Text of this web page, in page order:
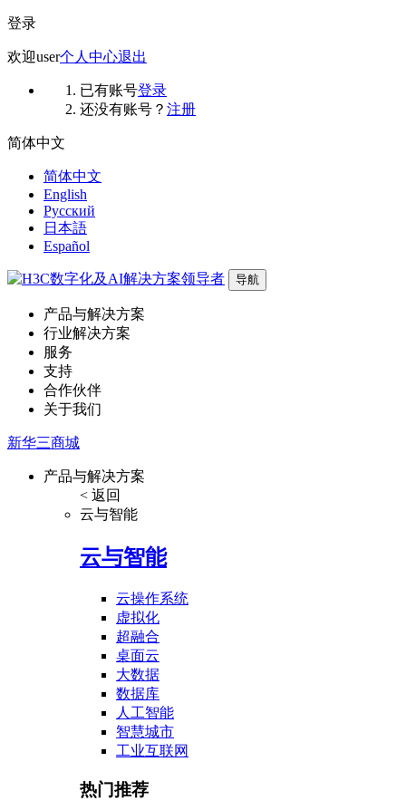
登录
欢迎user个人中心退出
已有账号登录
还没有账号？ 注册
简体中文
简体中文
English
Русский
日本語
Español
导航
产品与解决方案
行业解决方案
服务
支持
合作伙伴
关于我们
新华三商城
产品与解决方案
< 返回
云与智能
云与智能
云操作系统
虚拟化
超融合
桌面云
大数据
数据库
人工智能
智慧城市
工业互联网
热门推荐